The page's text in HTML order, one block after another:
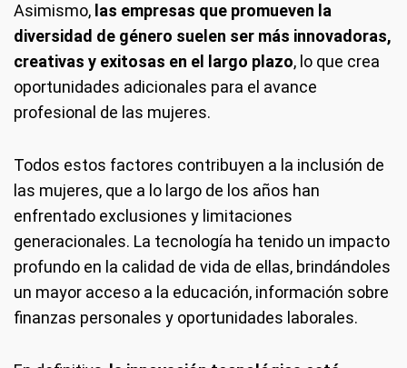
Asimismo, las empresas que promueven la
diversidad de género suelen ser más innovadoras,
creativas y exitosas en el largo plazo, lo que crea
oportunidades adicionales para el avance
profesional de las mujeres.
Todos estos factores contribuyen a la inclusión de
las mujeres, que a lo largo de los años han
enfrentado exclusiones y limitaciones
generacionales. La tecnología ha tenido un impacto
profundo en la calidad de vida de ellas, brindándoles
un mayor acceso a la educación, información sobre
finanzas personales y oportunidades laborales.